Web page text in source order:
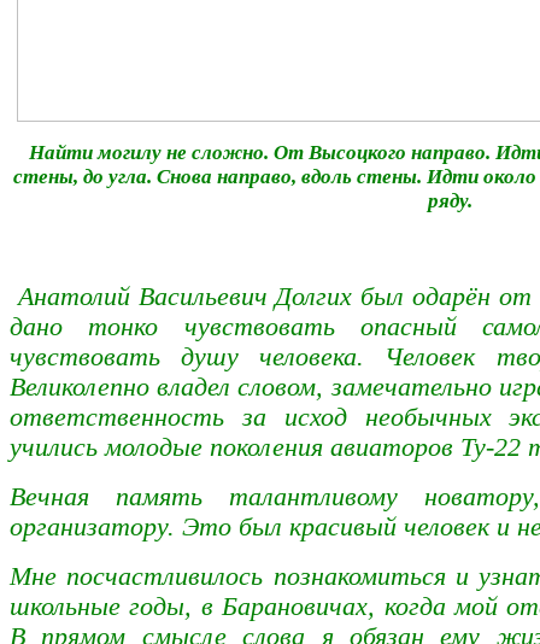
Найти могилу не сложно. От Высоцкого направо.
стены, до угла. Снова направо, вдоль стены. Идти
ряду.
Анатолий Васильевич Долгих был одарён
дано тонко чувствовать опасный
чувствовать душу человека. Человек
Великолепно владел словом, замечательно
ответственность за исход необычных
учились молодые поколения авиаторов
Вечная память талантливому
организатору. Это был красивый человек и
Мне посчастливилось познакомиться и
школьные годы, в Барановичах, когда мой
В прямом смысле слова я обязан ему